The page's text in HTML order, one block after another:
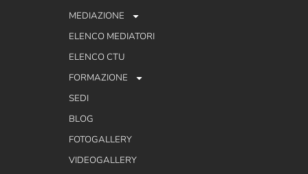
MEDIAZIONE
ELENCO MEDIATORI
ELENCO CTU
FORMAZIONE
SEDI
BLOG
FOTOGALLERY
VIDEOGALLERY